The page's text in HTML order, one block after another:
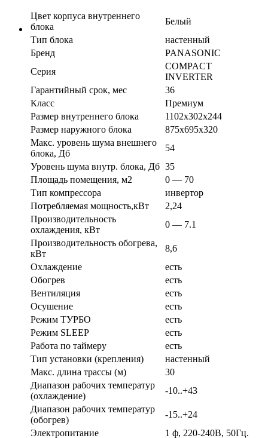
Цвет корпуса внутреннего
блока
Белый
Тип блока
настенный
Бренд
PANASONIC
Серия
COMPACT
INVERTER
Гарантийный срок, мес
36
Класс
Премиум
Размер внутреннего блока
1102х302х244
Размер наружного блока
875х695х320
Макс. уровень шума внешнего
блока, Дб
54
Уровень шума внутр. блока, Дб 35
Площадь помещения, м2
0 — 70
Тип компрессора
инвертор
Потребляемая мощность,кВт
2,24
Производительность
охлаждения, кВт
0 — 7.1
Производительность обогрева,
кВт
8,6
Охлаждение
есть
Обогрев
есть
Вентиляция
есть
Осушение
есть
Режим ТУРБО
есть
Режим SLEEP
есть
Работа по таймеру
есть
Тип установки (крепления)
настенный
Макс. длина трассы (м)
30
Диапазон рабочих температур
(охлаждение)
-10..+43
Диапазон рабочих температур
(обогрев)
-15..+24
Электропитание
1 ф, 220-240В, 50Гц.